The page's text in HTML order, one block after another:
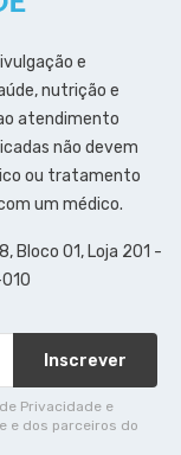
e
nutrição e
atendimento
não devem
ou tratamento
um médico.
Bloco 01, Loja 201 -
Inscrever
Privacidade e
e dos parceiros do